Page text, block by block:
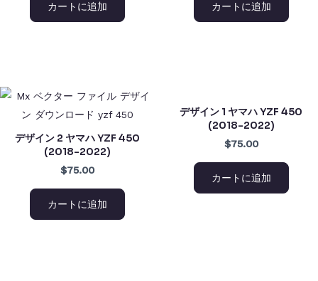
カートに追加 カートに追加
デザイン 2 ヤマハ YZF 450
(2018-2022)
$75.00
カートに追加
デザイン 1 ヤマハ YZF 450
(2018-2022)
$75.00
カートに追加